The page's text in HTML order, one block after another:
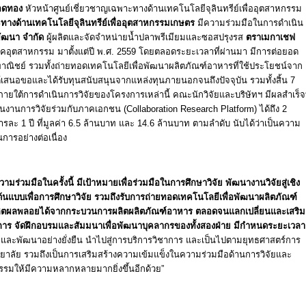
ทอง หัวหน้าศูนย์เชี่ยวชาญเฉพาะทางด้านเทคโนโลยีจุลินทรีย์เพื่ออุตสาหกรรม
างด้านเทคโนโลยีจุลินทรีย์เพื่ออุตสาหกรรมเกษตร มีความร่วมมือในการดำเนิน
นา จำกัด ผู้ผลิตและจัดจำหน่ายน้ำปลาพรีเมียมและซอสปรุงรส ตราเมกาเชฟ
อุตสาหกรรม มาตั้งแต่ปี พ.ศ. 2559 โดยตลอดระยะเวลาที่ผ่านมา มีการต่อยอด
ณิชย์ รวมทั้งถ่ายทอดเทคโนโลยีเพื่อพัฒนาผลิตภัณฑ์อาหารที่ใช้ประโยชน์จาก
เสนอขอและได้รับทุนสนับสนุนจากแหล่งทุนภายนอกจนถึงปัจจุบัน รวมทั้งสิ้น 7
ยใต้การดำเนินการวิจัยของโครงการเหล่านี้ คณะนักวิจัยและบริษัทฯ มีผลสำเร็
นการวิจัยร่วมกับภาคเอกชน (Collaboration Research Platform) ได้ถึง 2
รละ 1 ปี ที่มูลค่า 6.5 ล้านบาท และ 14.6 ล้านบาท ตามลำดับ นับได้ว่าเป็นความ
ารอย่างต่อเนื่อง
มร่วมมือในครั้งนี้ มีเป้าหมายเพื่อร่วมมือในการศึกษาวิจัย พัฒนางานวิจัยสู่เชิง
บบเพื่อการศึกษาวิจัย รวมถึงรับการถ่ายทอดเทคโนโลยีเพื่อพัฒนาผลิตภัณฑ์
ผลพลอยได้จากกระบวนการผลิตผลิตภัณฑ์อาหาร ตลอดจนแลกเปลี่ยนและเสริม
ร จัดฝึกอบรมและสัมมนาเพื่อพัฒนาบุคลากรของทั้งสองฝ่าย มีกำหนดระยะเวล
ละพัฒนาอย่างยั่งยืน นำไปสู่การบริการวิชาการ และเป็นไปตามยุทธศาสตร์การ
ย รวมถึงเป็นการเสริมสร้างความเข้มแข็งในความร่วมมือด้านการวิจัยและ
มให้มีความหลากหลายมากยิ่งขึ้นอีกด้วย”